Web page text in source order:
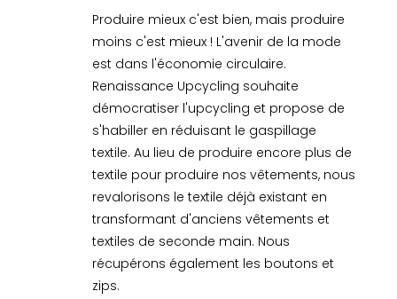
Produire mieux c'est bien, mais produire
moins c'est mieux ! L'avenir de la mode
est dans l'économie circulaire.
Renaissance Upcycling souhaite
démocratiser l'upcycling et propose de
s'habiller en réduisant le gaspillage
textile. Au lieu de produire encore plus de
textile pour produire nos vêtements, nous
revalorisons le textile déjà existant en
transformant d'anciens vêtements et
textiles de seconde main. Nous
récupérons également les boutons et
zips.